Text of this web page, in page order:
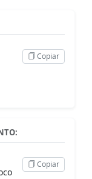
Copiar
Copiar